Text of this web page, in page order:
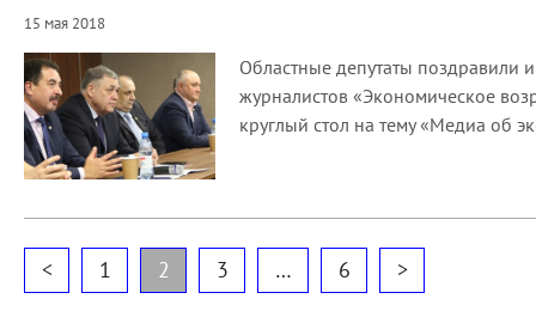
15 мая 2018
Областные депутаты поздравили
журналистов «Экономическое
круглый стол на тему «Медиа об
< 1 2 3 … 6 >